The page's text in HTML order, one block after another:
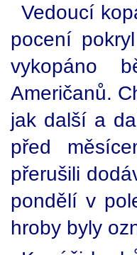
Vedoucí
pocení
vykopáno
Američanů.
jak další a
před
přerušili
pondělí v
hroby byly